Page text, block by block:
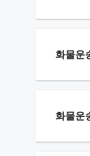
화물운
화물운